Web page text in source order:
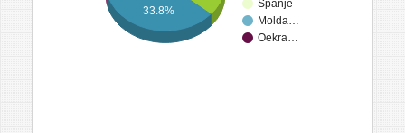
Spanje
Molda…
Oekra…
33.8%